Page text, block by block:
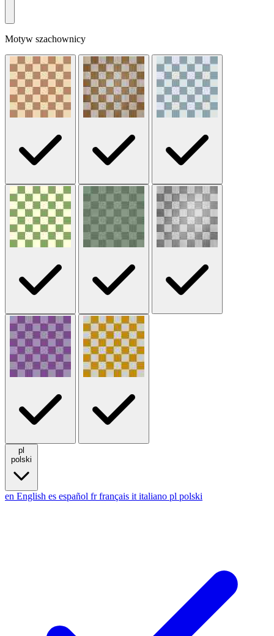
Motyw szachownicy
pl
polski
en English es español fr français it italiano pl polski